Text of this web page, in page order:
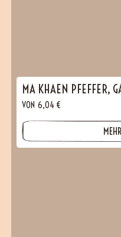
MA KHAEN PFEFFER,
VON 6,04 €